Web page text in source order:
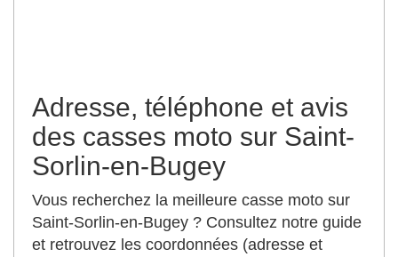
Adresse, téléphone et avis
des casses moto sur Saint-
Sorlin-en-Bugey
Vous recherchez la meilleure casse moto sur
Saint-Sorlin-en-Bugey ? Consultez notre guide
et retrouvez les coordonnées (adresse et